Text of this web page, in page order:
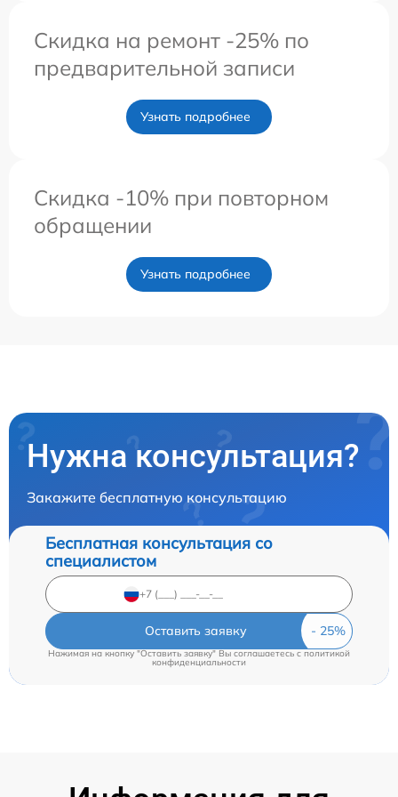
Скидка на ремонт -25% по
предварительной записи
Узнать подробнее
Скидка -10% при повторном
обращении
Узнать подробнее
Нужна консультация?
Закажите бесплатную консультацию
Бесплатная консультация со
специалистом
Оставить заявку
Нажимая на кнопку "Оставить заявку" Вы соглашаетесь cполитикой
конфиденциальности